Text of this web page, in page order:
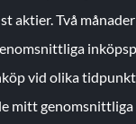
aktier.Två
vid olika
mitt